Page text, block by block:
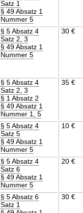
Satz 1
§ 49 Absatz 1
Nummer 5
§ 5 Absatz 4
Satz 2, 3
§ 49 Absatz 1
Nummer 5
30 €
§ 5 Absatz 4
Satz 2, 3
§ 1 Absatz 2
§ 49 Absatz 1
Nummer 1, 5
35 €
§ 5 Absatz 4
Satz 5
§ 49 Absatz 1
Nummer 5
10 €
§ 5 Absatz 4
Satz 6
§ 49 Absatz 1
Nummer 5
20 €
§ 5 Absatz 6
Satz 1
30 €